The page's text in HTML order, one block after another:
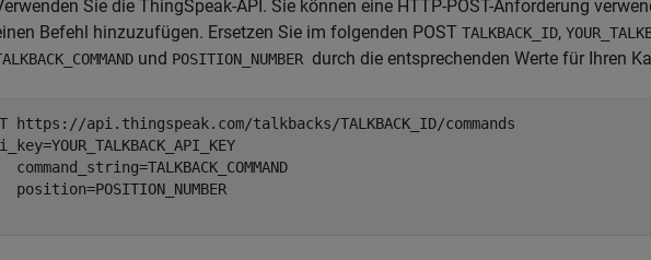
Sie die ThingSpeak-API. Sie können eine HTTP-POST-Anforderung
Befehl hinzuzufügen. Ersetzen Sie im folgenden POST TALKBACK_ID,
und POSITION_NUMBER durch die entsprechenden Werte für Ihren
https://api.thingspeak.com/talkbacks/TALKBACK_ID/commands
command_string=TALKBACK_COMMAND
position=POSITION_NUMBER